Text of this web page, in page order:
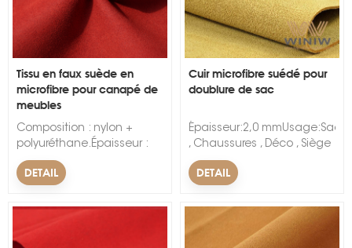
Tissu en faux suède en
microfibre pour canapé de
meubles
Composition : nylon +
polyuréthane.Épaisseur :
0,5 mm – 2,0 mm.Poids :
200g/m2 –
137cm.Couleur : noir, gris,
couleurs personnalisées
DETAIL
Cuir microfibre suédé pour
doublure de sac
Épaisseur:2,0 mmUsage:Sac
, Chaussures , Déco , Siège
d'auto , Cahier ,
imperméable, anti-
moisissureLargeur:54/
DETAIL